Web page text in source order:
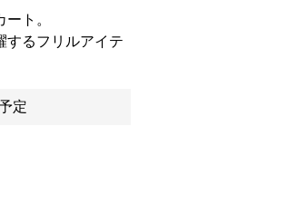
ト。
するフリルアイテ
定